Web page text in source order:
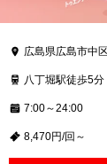
広島県広島市中
八丁堀駅徒歩5分
7:00～24:00
8,470円/回～